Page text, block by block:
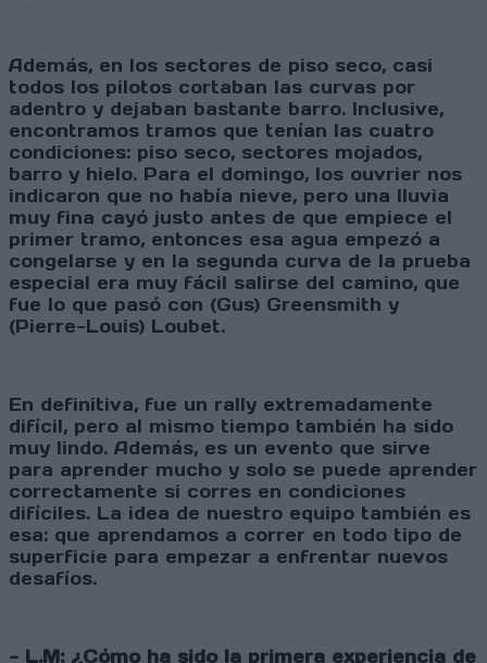
Además, en los sectores de piso seco, casi
todos los pilotos cortaban las curvas por
adentro y dejaban bastante barro. Inclusive,
encontramos tramos que tenían las cuatro
condiciones: piso seco, sectores mojados,
barro y hielo. Para el domingo, los ouvrier nos
indicaron que no había nieve, pero una lluvia
muy fina cayó justo antes de que empiece el
primer tramo, entonces esa agua empezó a
congelarse y en la segunda curva de la prueba
especial era muy fácil salirse del camino, que
fue lo que pasó con (Gus) Greensmith y
(Pierre-Louis) Loubet.
En definitiva, fue un rally extremadamente
difícil, pero al mismo tiempo también ha sido
muy lindo. Además, es un evento que sirve
para aprender mucho y solo se puede aprender
correctamente si corres en condiciones
difíciles. La idea de nuestro equipo también es
esa: que aprendamos a correr en todo tipo de
superficie para empezar a enfrentar nuevos
desafíos.
- L.M: ¿Cómo ha sido la primera experiencia de